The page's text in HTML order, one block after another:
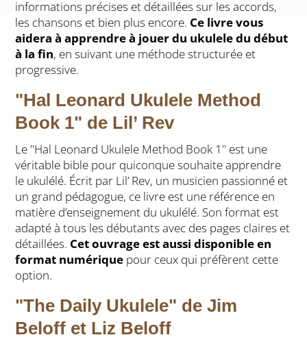
informations précises et détaillées sur les accords,
les chansons et bien plus encore. Ce livre vous
aidera à apprendre à jouer du ukulele du début
à la fin, en suivant une méthode structurée et
progressive.
"Hal Leonard Ukulele Method
Book 1" de Lil’ Rev
Le "Hal Leonard Ukulele Method Book 1" est une
véritable bible pour quiconque souhaite apprendre
le ukulélé. Écrit par Lil’ Rev, un musicien passionné et
un grand pédagogue, ce livre est une référence en
matière d’enseignement du ukulélé. Son format est
adapté à tous les débutants avec des pages claires et
détaillées. Cet ouvrage est aussi disponible en
format numérique pour ceux qui préfèrent cette
option.
"The Daily Ukulele" de Jim
Beloff et Liz Beloff